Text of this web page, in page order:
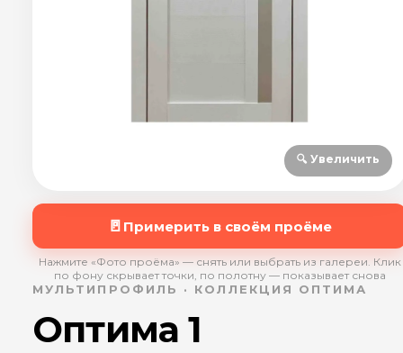
🔍 Увеличить
🚪 Примерить в своём проёме
Нажмите «Фото проёма» — снять или выбрать из галереи. Клик
по фону скрывает точки, по полотну — показывает снова
МУЛЬТИПРОФИЛЬ · КОЛЛЕКЦИЯ ОПТИМА
Оптима 1